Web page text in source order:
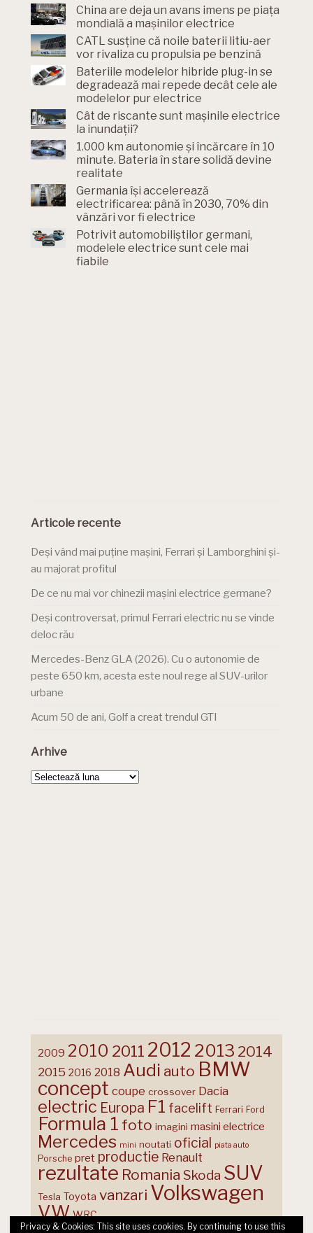
China are deja un avans imens pe piața
mondială a mașinilor electrice
CATL susține că noile baterii litiu-aer
vor rivaliza cu propulsia pe benzină
Bateriile modelelor hibride plug-in se
degradează mai repede decât cele ale
modelelor pur electrice
Cât de riscante sunt mașinile electrice
la inundații?
1.000 km autonomie și încărcare în 10
minute. Bateria în stare solidă devine
realitate
Germania își accelerează
electrificarea: până în 2030, 70% din
vânzări vor fi electrice
Potrivit automobiliștilor germani,
modelele electrice sunt cele mai
fiabile
Articole recente
Deși vând mai puține mașini, Ferrari și Lamborghini și-
au majorat profitul
De ce nu mai vor chinezii mașini electrice germane?
Deși controversat, primul Ferrari electric nu se vinde
deloc rău
Mercedes-Benz GLA (2026). Cu o autonomie de
peste 650 km, acesta este noul rege al SUV-urilor
urbane
Acum 50 de ani, Golf a creat trendul GTI
Arhive
Arhive
2009 2010 2011 2012 2013 2014
2015 2016 2018 Audi auto BMW
concept coupe crossover Dacia
electric Europa F1 facelift Ferrari Ford
Formula 1 foto imagini masini electrice
Mercedes mini noutati oficial piata auto
Porsche pret productie Renault
rezultate Romania Skoda SUV
Tesla Toyota vanzari Volkswagen
VW WRC
Privacy & Cookies: This site uses cookies. By continuing to use this